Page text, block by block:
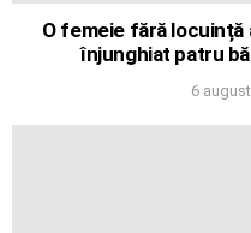
O femeie fără
înjunghiat patru
6